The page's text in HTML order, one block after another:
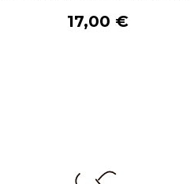
Prix
17,00 €